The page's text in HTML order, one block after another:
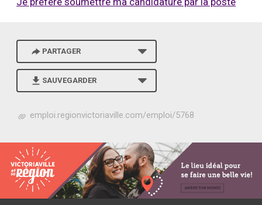
PARTAGER
SAUVEGARDER
h
p
s
:
/
/
emploi.regionvictoriaville.com/emploi/5768